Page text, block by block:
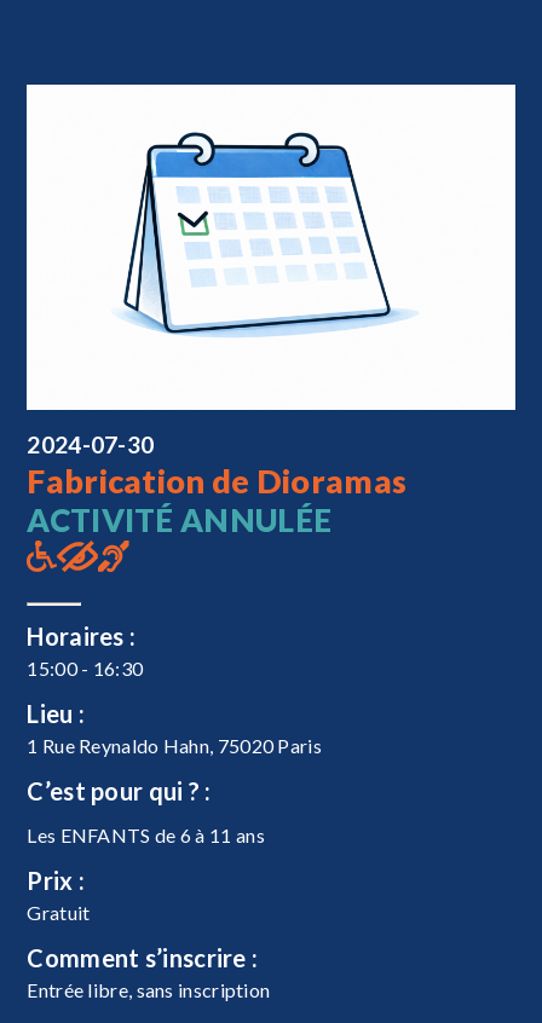
2024-07-30
Fabrication de Dioramas
ACTIVITÉ ANNULÉE
Horaires :
15:00 - 16:30
Lieu :
1 Rue Reynaldo Hahn, 75020 Paris
C’est pour qui ? :
Les ENFANTS de 6 à 11 ans
Prix :
Gratuit
Comment s’inscrire :
Entrée libre, sans inscription